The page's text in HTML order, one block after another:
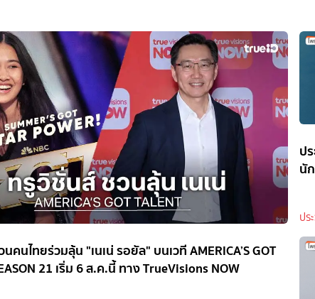
คนไทยร่วมลุ้น "เนเน่ รอยัล" บนเวที AMERICA’S GOT
21 เริ่ม 6 ส.ค.นี้ ทาง TrueVisions NOW
ป
นั
ปร